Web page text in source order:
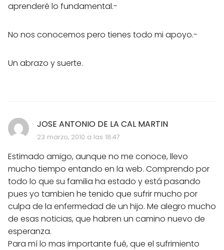
aprenderé lo fundamental.-
No nos conocemos pero tienes todo mi apoyo.-
Un abrazo y suerte.
JOSE ANTONIO DE LA CAL MARTIN
23 marzo, 2010 a las 18:47
Estimado amigo, aunque no me conoce, llevo
mucho tiempo entando en la web. Comprendo por
todo lo que su familia ha estado y está pasando
pues yo tambien he tenido que sufrir mucho por
culpa de la enfermedad de un hijo. Me alegro mucho
de esas noticias, que habren un camino nuevo de
esperanza.
Para mí lo mas importante fué, que el sufrimiento